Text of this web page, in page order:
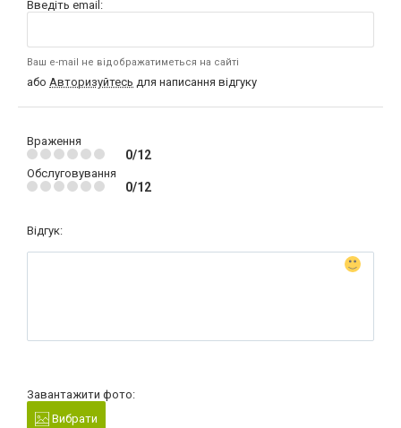
Введіть email:
Ваш e-mail не відображатиметься на сайті
або Авторизуйтесь для написання відгуку
Враження
0/12
Обслуговування
0/12
Відгук:
Завантажити фото:
Вибрати